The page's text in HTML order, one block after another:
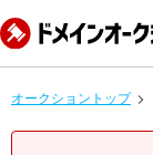
オークショントップ